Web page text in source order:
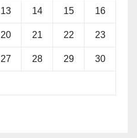
13 14 15 16
20 21 22 23
27 28 29 30